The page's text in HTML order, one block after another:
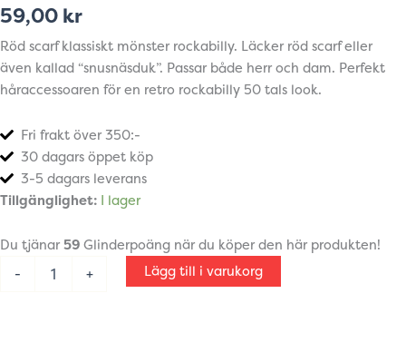
59,00 kr
Röd scarf klassiskt mönster rockabilly. Läcker röd scarf eller
även kallad “snusnäsduk”. Passar både herr och dam. Perfekt
håraccessoaren för en retro rockabilly 50 tals look.
Fri frakt över 350:-
30 dagars öppet köp
3-5 dagars leverans
Tillgänglighet: I lager
Du tjänar 59 Glinderpoäng när du köper den här produkten!
-
Röd
mönster
rockabilly
+ Lägg till i varukorg